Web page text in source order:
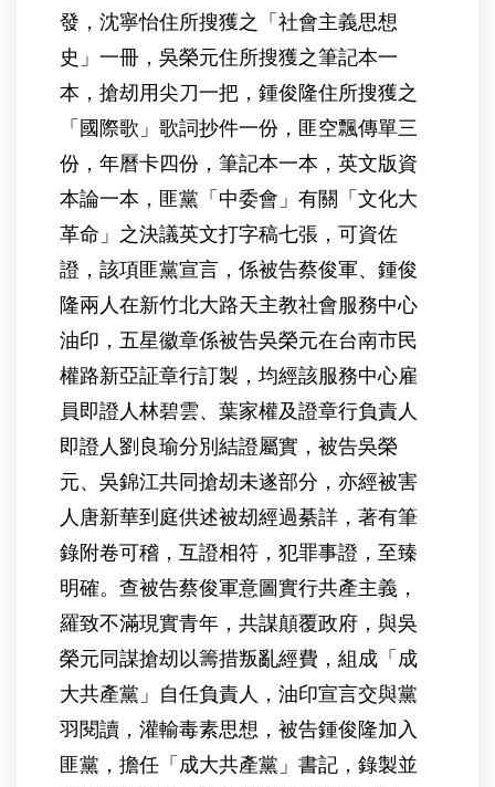
發，沈寧怡住所搜獲之「社會主義思想
史」一冊，吳榮元住所搜獲之筆記本一
本，搶刼用尖刀一把，鍾俊隆住所搜獲之
「國際歌」歌詞抄件一份，匪空飄傳單三
份，年曆卡四份，筆記本一本，英文版資
本論一本，匪黨「中委會」有關「文化大
革命」之決議英文打字稿七張，可資佐
證，該項匪黨宣言，係被告蔡俊軍、鍾俊
隆兩人在新竹北大路天主教社會服務中心
油印，五星徽章係被告吳榮元在台南市民
權路新亞証章行訂製，均經該服務中心雇
員即證人林碧雲、葉家權及證章行負責人
即證人劉良瑜分別結證屬實，被告吳榮
元、吳錦江共同搶刼未遂部分，亦經被害
人唐新華到庭供述被刼經過綦詳，著有筆
錄附卷可稽，互證相符，犯罪事證，至臻
明確。查被告蔡俊軍意圖實行共產主義，
羅致不滿現實青年，共謀顛覆政府，與吳
榮元同謀搶刼以籌措叛亂經費，組成「成
大共產黨」自任負責人，油印宣言交與黨
羽閱讀，灌輸毒素思想，被告鍾俊隆加入
匪黨，擔任「成大共產黨」書記，錄製並